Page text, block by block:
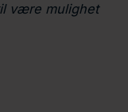
være mulighet